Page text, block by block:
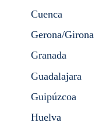
Cuenca
Gerona/Girona
Granada
Guadalajara
Guipúzcoa
Huelva